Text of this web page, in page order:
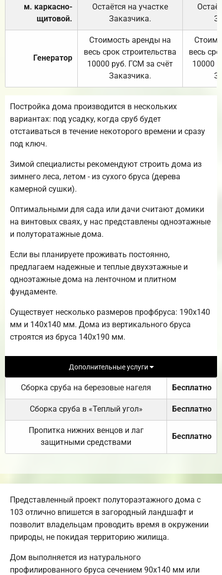
м. каркасно-
щитовой.
Остаётся на участке
Заказчика.
Генератор
Стоимость аренды на
весь срок строительства
10000 руб. ГСМ за счёт
Заказчика.
весь
10000
Постройка дома производится в нескольких
вариантах: под усадку, когда сруб будет
отстаиваться в течение некоторого времени и сразу
под ключ.
Зимой специалисты рекомендуют строить дома из
зимнего леса, летом - из сухого бруса (дерева
камерной сушки).
Оптимальными для сада или дачи считают домики
на винтовых сваях, у нас представлены одноэтажные
и полуторатажные дома.
Если вы планируете проживать постоянно,
предлагаем надежные и теплые двухэтажные и
одноэтажные дома на ленточном и плитном
фундаменте.
Существует несколько размеров профбруса: 190х140
мм и 140х140 мм. Дома из вертикального бруса
строятся из бруса 140х190 мм.
Дополнительные услуги
Сборка сруба на березовые нагеля Бесплатно
Сборка сруба в «Теплый угол» Бесплатно
Пропитка нижних венцов и лаг
защитными средствами
Бесплатно
Представленный проект полутораэтажного дома с
103 отлично впишется в загородный ландшафт и
позволит владельцам проводить время в окружении
природы, не покидая территорию жилища.
Дом выполняется из натурального
профилированного бруса сечением 90х140 мм или